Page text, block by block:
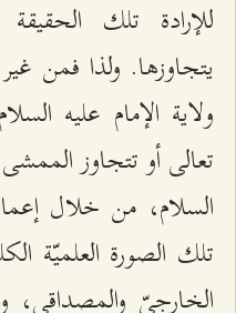
للإرادة تلك الحقيقة
يتجاوزها. ولذا فمن
ولاية الإمام عليه
تعالى أو تتجاوز الممشى
السلام، من خلال
تلك الصورة العلميّة
الخارجيّ والمصداقي،